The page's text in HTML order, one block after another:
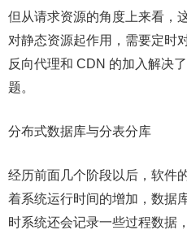
但从请求资源的角度上来看，
对静态资源起作用，需要定时
反向代理和 CDN 的加入解决
题。
分布式数据库与分表分库
经历前面几个阶段以后，软件
着系统运行时间的增加，数据
时系统还会记录一些过程数据